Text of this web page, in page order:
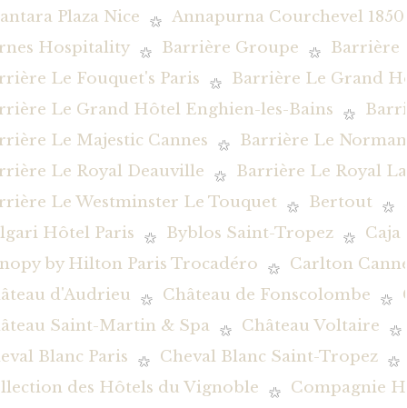
Plaza Nice
Annapurna Courchevel 1850
Hospitality
Barrière Groupe
Barrière
Le Fouquet's Paris
Barrière Le Grand
Le Grand Hôtel Enghien-les-Bains
Le Majestic Cannes
Barrière Le
Le Royal Deauville
Barrière Le Royal
Le Westminster Le Touquet
Bertout
Hôtel Paris
Byblos Saint-Tropez
by Hilton Paris Trocadéro
Carlton
d'Audrieu
Château de Fonscolombe
Saint-Martin & Spa
Château Voltaire
Blanc Paris
Cheval Blanc Saint-Tropez
des Hôtels du Vignoble
Compagnie